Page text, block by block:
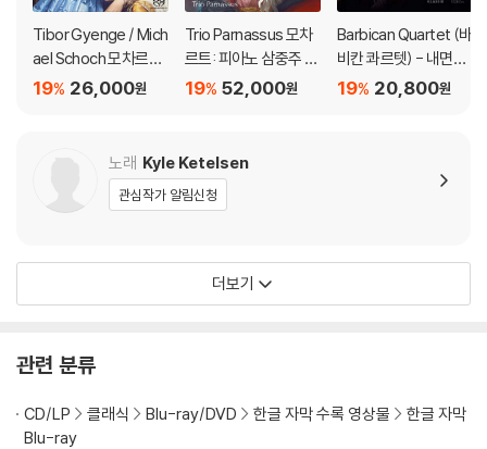
허와 파괴성을 드러내는 의미로 남는다.
DVD/ Blu-ray 구매시 참고 사항 안내드립니다.
이어를 사용하셔야 합니다. 더불어 플레이어 소프트웨어 최신 버전의 업데
이트, 대용량 케이블 사용이 필수입니다.
※ 아웃케이스/구성품/포장 상태
발생할 수 있습니다. 반품을 원하실 경우 미개봉 상태로 문의 부탁드립니
다.
2) 스틸북 케이스 제작 과정에서 기포 혹은 경미한 인쇄 오류가 발생할 수
있습니다.
Tibor Gyenge / Mich
ael Schoch 모차르트:
바이올린 소나타집 (M
26,000원
19%
Trio Parnassus 모차
르트: 피아노 삼중주 전
곡 (Mozart: Comple
52,000원
19%
Barbican Quartet (바
비칸 콰르텟) - 내면의
빛 (Lux Intus)
20,800원
19%
노래 Kyle Ketelsen
관심작가 알림신청
더보기
관련 분류
CD/LP 클래식 Blu-ray/DVD 한글 자막 수록 영상물
한글 자막
Blu-ray